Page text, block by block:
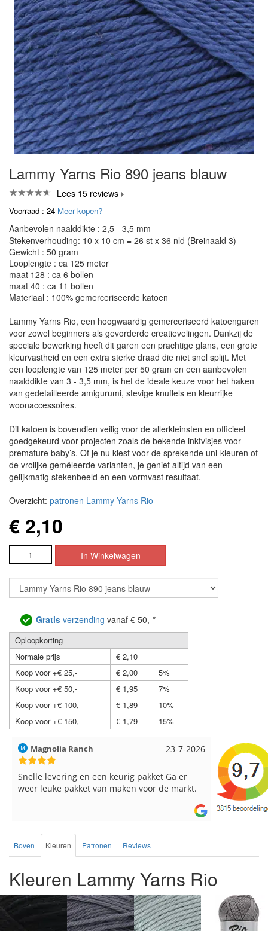
Lammy Yarns Rio 890 jeans blauw
Lees 15 reviews
Voorraad : 24 Meer kopen?
Aanbevolen naalddikte : 2,5 - 3,5 mm
Stekenverhouding: 10 x 10 cm = 26 st x 36 nld (Breinaald 3)
Gewicht : 50 gram
Looplengte : ca 125 meter
maat 128 : ca 6 bollen
maat 40 : ca 11 bollen
Materiaal : 100% gemerceriseerde katoen
Lammy Yarns Rio, een hoogwaardig gemerceriseerd katoengaren
voor zowel beginners als gevorderde creatievelingen. Dankzij de
speciale bewerking heeft dit garen een prachtige glans, een grote
kleurvastheid en een extra sterke draad die niet snel splijt. Met
een looplengte van 125 meter per 50 gram en een aanbevolen
naalddikte van 3 - 3,5 mm, is het de ideale keuze voor het haken
van gedetailleerde amigurumi, stevige knuffels en kleurrijke
woonaccessoires.
Dit katoen is bovendien veilig voor de allerkleinsten en officieel
goedgekeurd voor projecten zoals de bekende inktvisjes voor
premature baby’s. Of je nu kiest voor de sprekende uni-kleuren of
de vrolijke gemêleerde varianten, je geniet altijd van een
gelijkmatig stekenbeeld en een vormvast resultaat.
Overzicht: patronen Lammy Yarns Rio
€ 2,10
Gratis verzending vanaf € 50,-*
Oploopkorting
Normale prijs
€ 2,10
Koop voor +€ 25,-
€ 2,00
5%
Koop voor +€ 50,-
€ 1,95
7%
Koop voor +€ 100,-
€ 1,89
10%
Koop voor +€ 150,-
€ 1,79 15%
17-7-2026
Hilde uit Loyers
Reeds meerdere keren breigaren en
breinaalden besteld, altijd heel tevreden over
Loes uit
Snelle
Boven Kleuren Patronen Reviews
Kleuren Lammy Yarns Rio